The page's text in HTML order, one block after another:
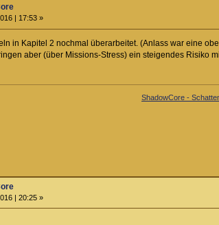
| 17:53 »
in Kapitel 2 nochmal überarbeitet. (Anlass war eine
aber (über Missions-Stress) ein steigendes Risiko
ShadowCore -
| 20:25 »